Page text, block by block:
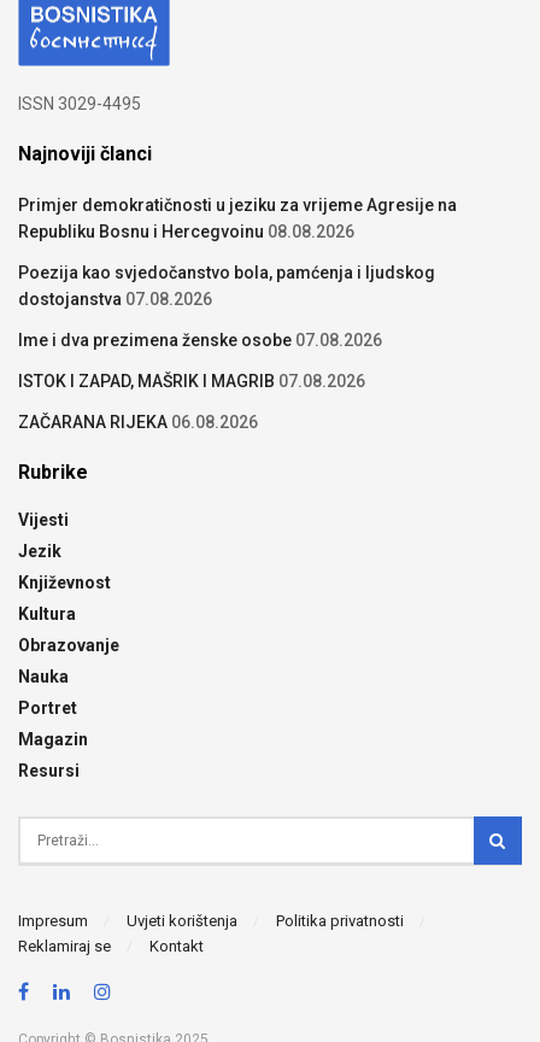
ISSN 3029-4495
Najnoviji članci
Primjer demokratičnosti u jeziku za vrijeme Agresije na
Republiku Bosnu i Hercegvoinu 08.08.2026
Poezija kao svjedočanstvo bola, pamćenja i ljudskog
dostojanstva 07.08.2026
Ime i dva prezimena ženske osobe 07.08.2026
ISTOK I ZAPAD, MAŠRIK I MAGRIB 07.08.2026
ZAČARANA RIJEKA 06.08.2026
Rubrike
Vijesti
Jezik
Književnost
Kultura
Obrazovanje
Nauka
Portret
Magazin
Resursi
Impresum Uvjeti korištenja
Politika privatnosti
Reklamiraj se
Kontakt